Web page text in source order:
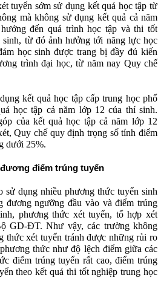
tuyển sớm sử dụng kết quả học tập từ
mà không sử dụng kết quả cả năm
đến quá trình học tập và thi tốt
từ đó ảnh hưởng tới năng lực học
học sinh được trang bị đầy đủ kiến
trình đại học, từ năm nay Quy chế
kết quả học tập cấp trung học phổ
học tập cả năm lớp 12 của thí sinh.
của kết quả học tập cả năm lớp 12
Quy chế quy định trọng số tính điểm
dưới 25%.
điểm trúng tuyển
sử dụng nhiều phương thức tuyển sinh
ngưỡng đầu vào và điểm trúng
phương thức xét tuyển, tổ hợp xét
GD-ĐT. Như vậy, các trường không
thức xét tuyển tránh được những rủi ro
thức như độ lệch điểm giữa các
điểm trúng tuyển rất cao, điểm trúng
theo kết quả thi tốt nghiệp trung học